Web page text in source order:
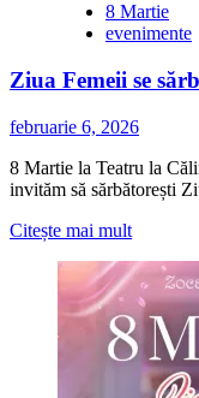
8 Martie
evenimente
Ziua Femeii se
februarie 6, 2026
8 Martie la Teatru la
invităm să sărbătorești
Citește mai multCitește
multe
despre
Ziua
Femeii
se